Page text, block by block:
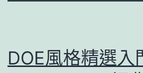
DOE風格精選入